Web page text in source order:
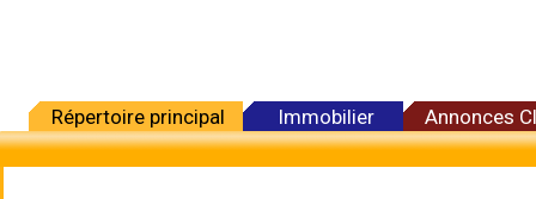
Répertoire principal Immobilier Annonces